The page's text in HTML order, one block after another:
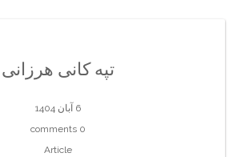
تپه کانی هرزانی
6 آبان 1404
0 comments
Article